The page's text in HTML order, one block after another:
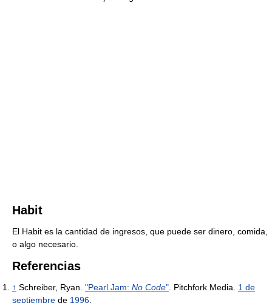
Habit
El Habit es la cantidad de ingresos, que puede ser dinero, comida,
o algo necesario.
Referencias
↑ Schreiber, Ryan. "Pearl Jam: No Code" . Pitchfork Media. 1 de
septiembre de 1996